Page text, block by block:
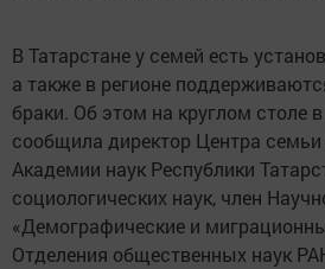
В Татарстане у семей есть
а также в регионе
браки. Об этом на круглом столе
сообщила директор Центра
Академии наук Республики
социологических наук, член
«Демографические и
Отделения общественных наук